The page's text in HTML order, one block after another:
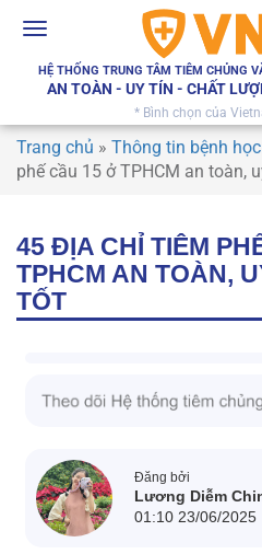
Toggle
HỆ THỐNG TRUNG TÂM TIÊM CHỦNG
AN TOÀN - UY TÍN - CHẤT
* Bình chọn của
Trang chủ » Thông tin bệnh học
phế cầu 15 ở TPHCM an toàn,
45 ĐỊA CHỈ TIÊM
TPHCM AN TOÀN,
TỐT
Đăng bởi
Lương Diễm
01:10 23/06/2025